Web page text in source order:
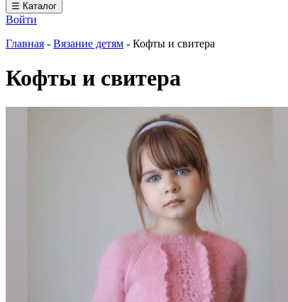
☰ Каталог
Войти
Главная - Вязание детям - Кофты и свитера
Кофты и свитера